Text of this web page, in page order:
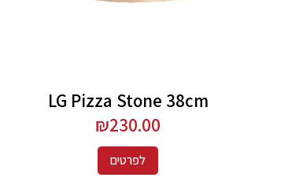
LG Pizza Stone 38cm
₪230.00
לפרטים